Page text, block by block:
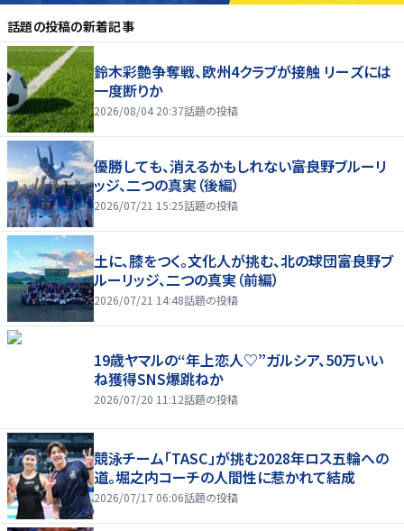
話題の投稿の新着記事
鈴木彩艶争奪戦、欧州4クラブが接触 リーズには
一度断りか
2026/08/04 20:37話題の投稿
優勝しても、消えるかもしれない――富良野ブルーリ
ッジ、二つの真実（後編）
2026/07/21 15:25話題の投稿
土に、膝をつく。文化人が挑む、北の球団――富良野ブ
ルーリッジ、二つの真実（前編）
2026/07/21 14:48話題の投稿
19歳ヤマルの“年上恋人♡”ガルシア、50万いい
ね獲得SNS爆跳ねか
2026/07/20 11:12話題の投稿
競泳チーム「TASC」が挑む2028年ロス五輪への
道。堀之内コーチの人間性に惹かれて結成
2026/07/17 06:06話題の投稿